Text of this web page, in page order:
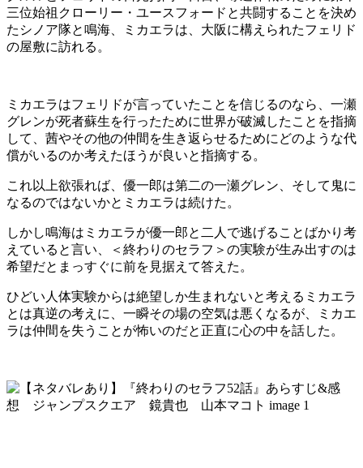
三位始祖クローリー・ユースフォードと共闘することを決め
たシノア隊と鳴海、ミカエラは、大阪に構えられたフェリド
の屋敷に訪れる。
ミカエラはフェリドが言っていたことを信じるのなら、一瀬
グレンが死者蘇生を行ったために世界が破滅したことを指摘
して、茜やその他の仲間を生き返らせるためにどのような代
償がいるのか考えたほうが良いと指摘する。
これ以上欲張れば、優一郎は第二の一瀬グレン、そして鬼に
なるのではないかとミカエラは続けた。
しかし鳴海はミカエラが優一郎と二人で逃げることばかり考
えていると言い、＜終わりのセラフ＞の実験が生み出すのは
希望だとまっすぐに前を見据えて答えた。
ひどい人体実験からは絶望しか生まれないと考えるミカエラ
とは真逆の考えに、一瞬その場の空気は悪くなるが、ミカエ
ラは仲間を失うことが怖いのだと正直に心の中を話した。